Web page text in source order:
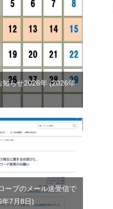
知らせ2026年 2026年
ーブのメール送受信で
年7月8日